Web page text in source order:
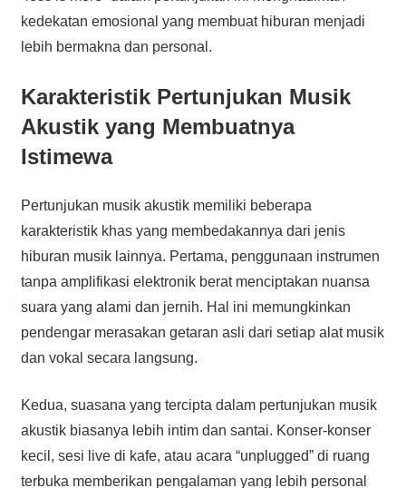
kedekatan emosional yang membuat hiburan menjadi
lebih bermakna dan personal.
Karakteristik Pertunjukan Musik
Akustik yang Membuatnya
Istimewa
Pertunjukan musik akustik memiliki beberapa
karakteristik khas yang membedakannya dari jenis
hiburan musik lainnya. Pertama, penggunaan instrumen
tanpa amplifikasi elektronik berat menciptakan nuansa
suara yang alami dan jernih. Hal ini memungkinkan
pendengar merasakan getaran asli dari setiap alat musik
dan vokal secara langsung.
Kedua, suasana yang tercipta dalam pertunjukan musik
akustik biasanya lebih intim dan santai. Konser-konser
kecil, sesi live di kafe, atau acara “unplugged” di ruang
terbuka memberikan pengalaman yang lebih personal